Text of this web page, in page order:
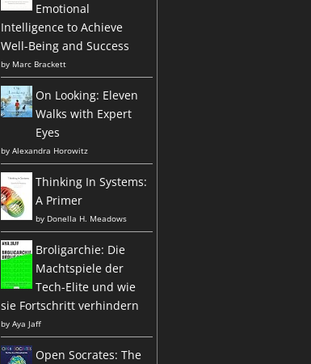
Emotional
Intelligence to Achieve
Well-Being and Success
by Marc Brackett
On Looking: Eleven
Walks with Expert
Eyes
by Alexandra Horowitz
Thinking In Systems:
A Primer
by Donella H. Meadows
Broligarchie: Die
Machtspiele der
Tech-Elite und wie
sie Fortschritt verhindern
by Aya Jaff
Open Socrates: The